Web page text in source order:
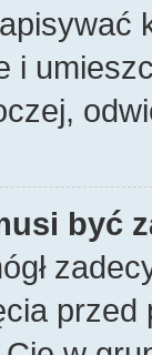
i
być